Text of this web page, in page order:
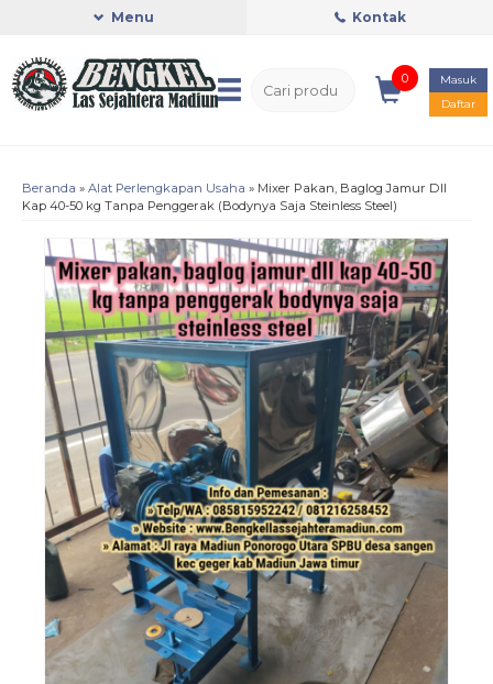
Menu Kontak
0
Masuk
Daftar
Beranda » Alat Perlengkapan Usaha » Mixer Pakan, Baglog Jamur Dll
Kap 40-50 kg Tanpa Penggerak (Bodynya Saja Steinless Steel)